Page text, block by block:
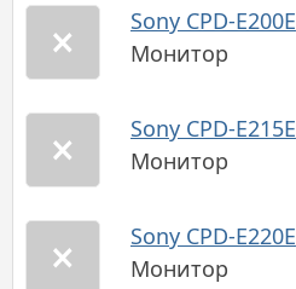
Sony CPD-E200E
Монитор
Sony CPD-E215E
Монитор
Sony CPD-E220E
Монитор